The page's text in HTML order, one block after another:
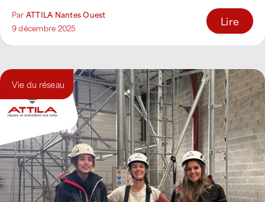
Par ATTILA Nantes Ouest
9 décembre 2025
Lire
Vie du réseau